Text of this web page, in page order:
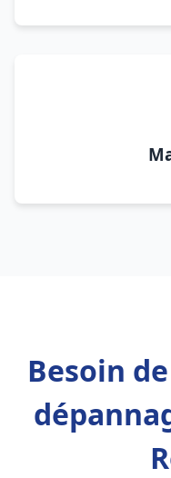
Besoin